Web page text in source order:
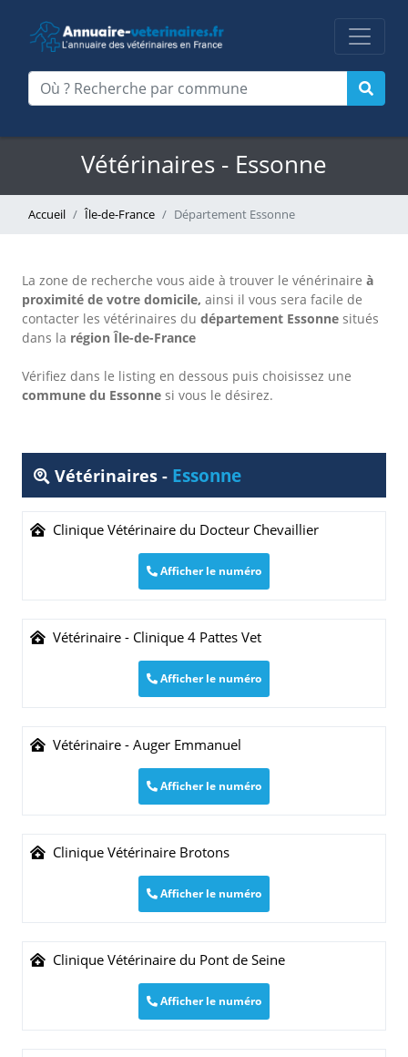
Vétérinaires - Essonne
Accueil Île-de-France Département Essonne
La zone de recherche vous aide à trouver le vénérinaire à
proximité de votre domicile, ainsi il vous sera facile de
contacter les vétérinaires du département Essonne situés
dans la région Île-de-France
Vérifiez dans le listing en dessous puis choisissez une
commune du Essonne si vous le désirez.
Vétérinaires - Essonne
Clinique Vétérinaire du Docteur Chevaillier
Afficher le numéro
Vétérinaire - Clinique 4 Pattes Vet
Afficher le numéro
Vétérinaire - Auger Emmanuel
Afficher le numéro
Clinique Vétérinaire Brotons
Afficher le numéro
Clinique Vétérinaire du Pont de Seine
Afficher le numéro